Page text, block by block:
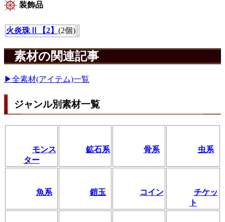
装飾品
火炎珠Ⅱ【2】 (2個)
素材の関連記事
▶全素材(アイテム)一覧
ジャンル別素材一覧
モンス
ター
鉱石系 骨系 虫系
魚系 鎧玉 コイン
チケッ
ト